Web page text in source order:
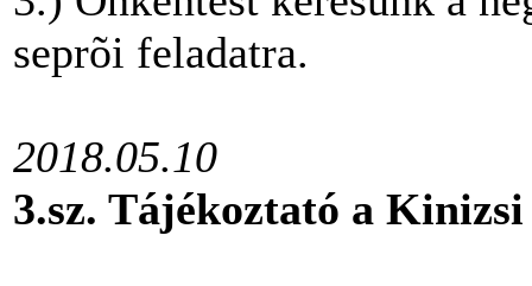
seprõi feladatra.
2018.05.10
3.sz. Tájékoztató a